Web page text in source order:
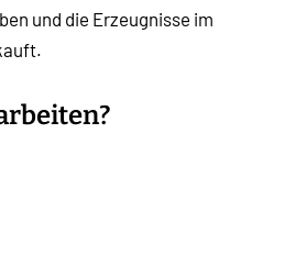
und die Erzeugnisse im